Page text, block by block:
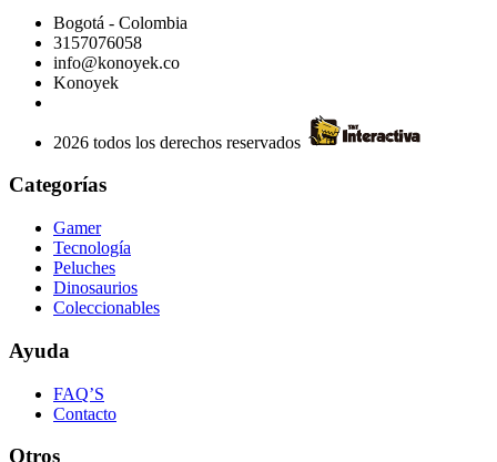
Bogotá - Colombia
3157076058
info@konoyek.co
Konoyek
2026 todos los derechos reservados
Categorías
Gamer
Tecnología
Peluches
Dinosaurios
Coleccionables
Ayuda
FAQ’S
Contacto
Otros